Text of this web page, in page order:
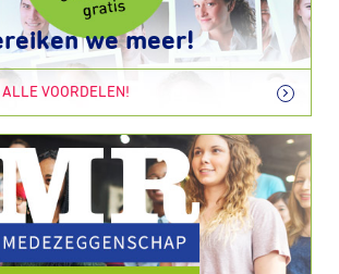
we meer!
VOORDELEN!